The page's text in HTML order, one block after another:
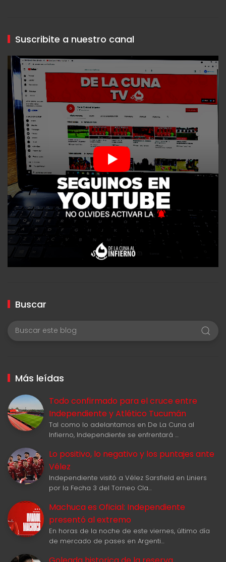
Suscribite a nuestro canal
Buscar
Más leídas
Todo confirmado para el cruce entre
Independiente y Atlético Tucumán
Tal como lo adelantamos en De La Cuna al
Infierno, Independiente se enfrentará …
Lo positivo, lo negativo y los puntajes ante
Vélez
Independiente visitó a Vélez Sarsfield en Liniers
por la Fecha 3 del Torneo Cla…
Machuca es Oficial: Independiente
presentó al extremo
En horas de la noche de este viernes, último día
de mercado de pases en Argenti…